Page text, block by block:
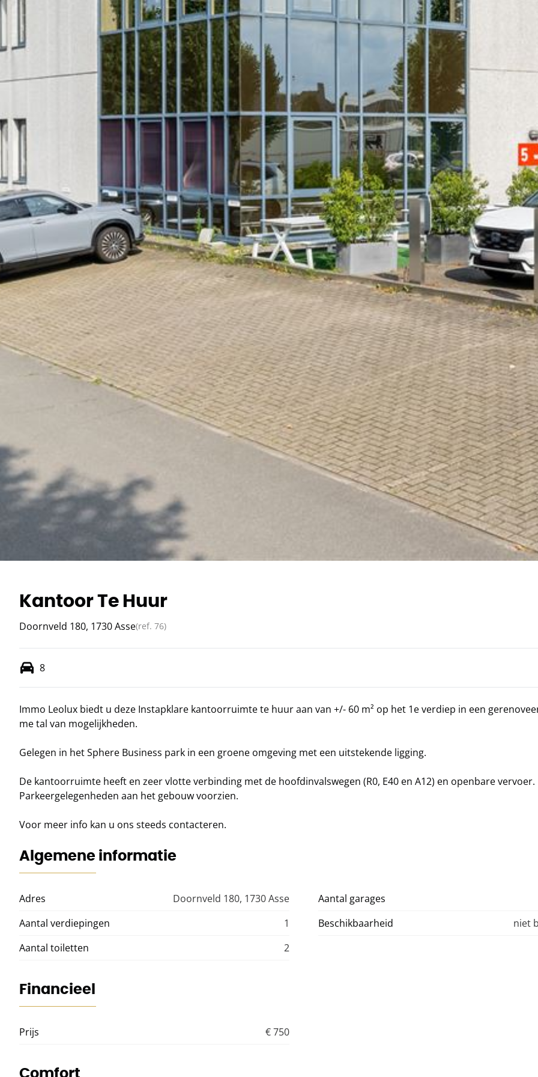
Kantoor Te Huur
Doornveld 180, 1730 Asse(ref. 76)
8
Immo Leolux biedt u deze Instapklare kantoorruimte te huur aan van +/- 60 m² op het 1e verdiep in een
me tal van mogelijkheden.
Gelegen in het Sphere Business park in een groene omgeving met een uitstekende ligging.
De kantoorruimte heeft en zeer vlotte verbinding met de hoofdinvalswegen (R0, E40 en A12) en openbare vervoer.
Parkeergelegenheden aan het gebouw voorzien.
Voor meer info kan u ons steeds contacteren.
Algemene informatie
Adres Doornveld 180, 1730 Asse
Aantal garages
Aantal verdiepingen
1 Beschikbaarheid
niet
Aantal toiletten
2
Financieel
Prijs € 750
Comfort